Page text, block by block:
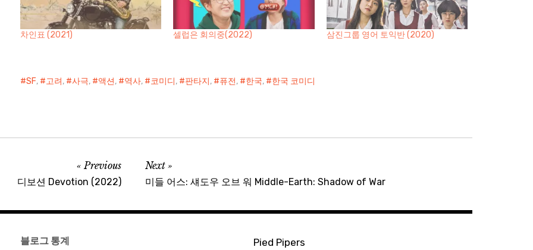
차인표 (2021) 셀럽은 회의중(2022) 삼진그룹 영어 토익반 (2020)
SF, 고려, 사극, 액션, 역사, 코미디, 판타지, 퓨전, 한국, 한국 코미디
Previous
디보션 Devotion (2022)
Next
미들 어스: 섀도우 오브 워 Middle-Earth: Shadow of War
블로그 통계
Pied Pipers